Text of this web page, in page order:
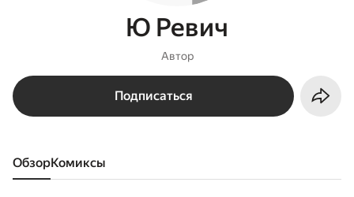
Ю Ревич
Автор
Подписаться
Обзор комиксы